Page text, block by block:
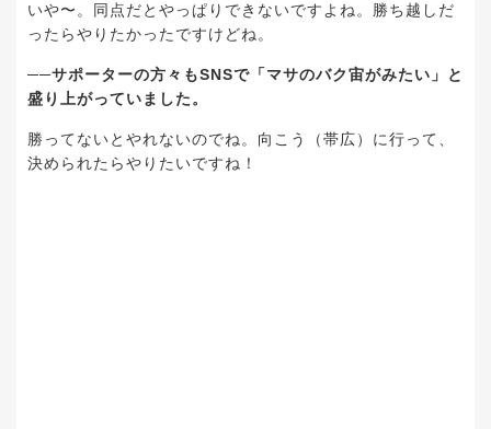
いや〜。同点だとやっぱりできないですよね。勝ち越しだ
ったらやりたかったですけどね。
──サポーターの方々もSNSで「マサのバク宙がみたい」と
盛り上がっていました。
勝ってないとやれないのでね。向こう（帯広）に行って、
決められたらやりたいですね！